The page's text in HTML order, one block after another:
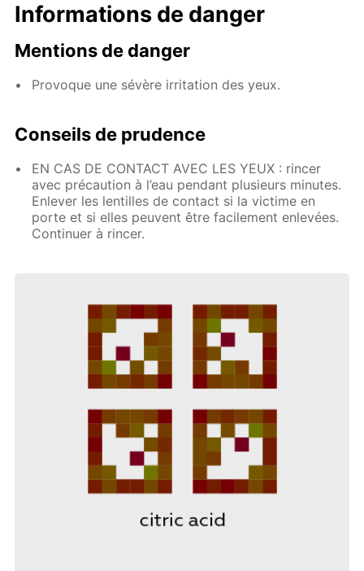
Informations de danger
Mentions de danger
Provoque une sévère irritation des yeux.
Conseils de prudence
EN CAS DE CONTACT AVEC LES YEUX : rincer
avec précaution à l’eau pendant plusieurs minutes.
Enlever les lentilles de contact si la victime en
porte et si elles peuvent être facilement enlevées.
Continuer à rincer.